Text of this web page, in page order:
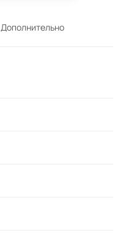
Дополнительно